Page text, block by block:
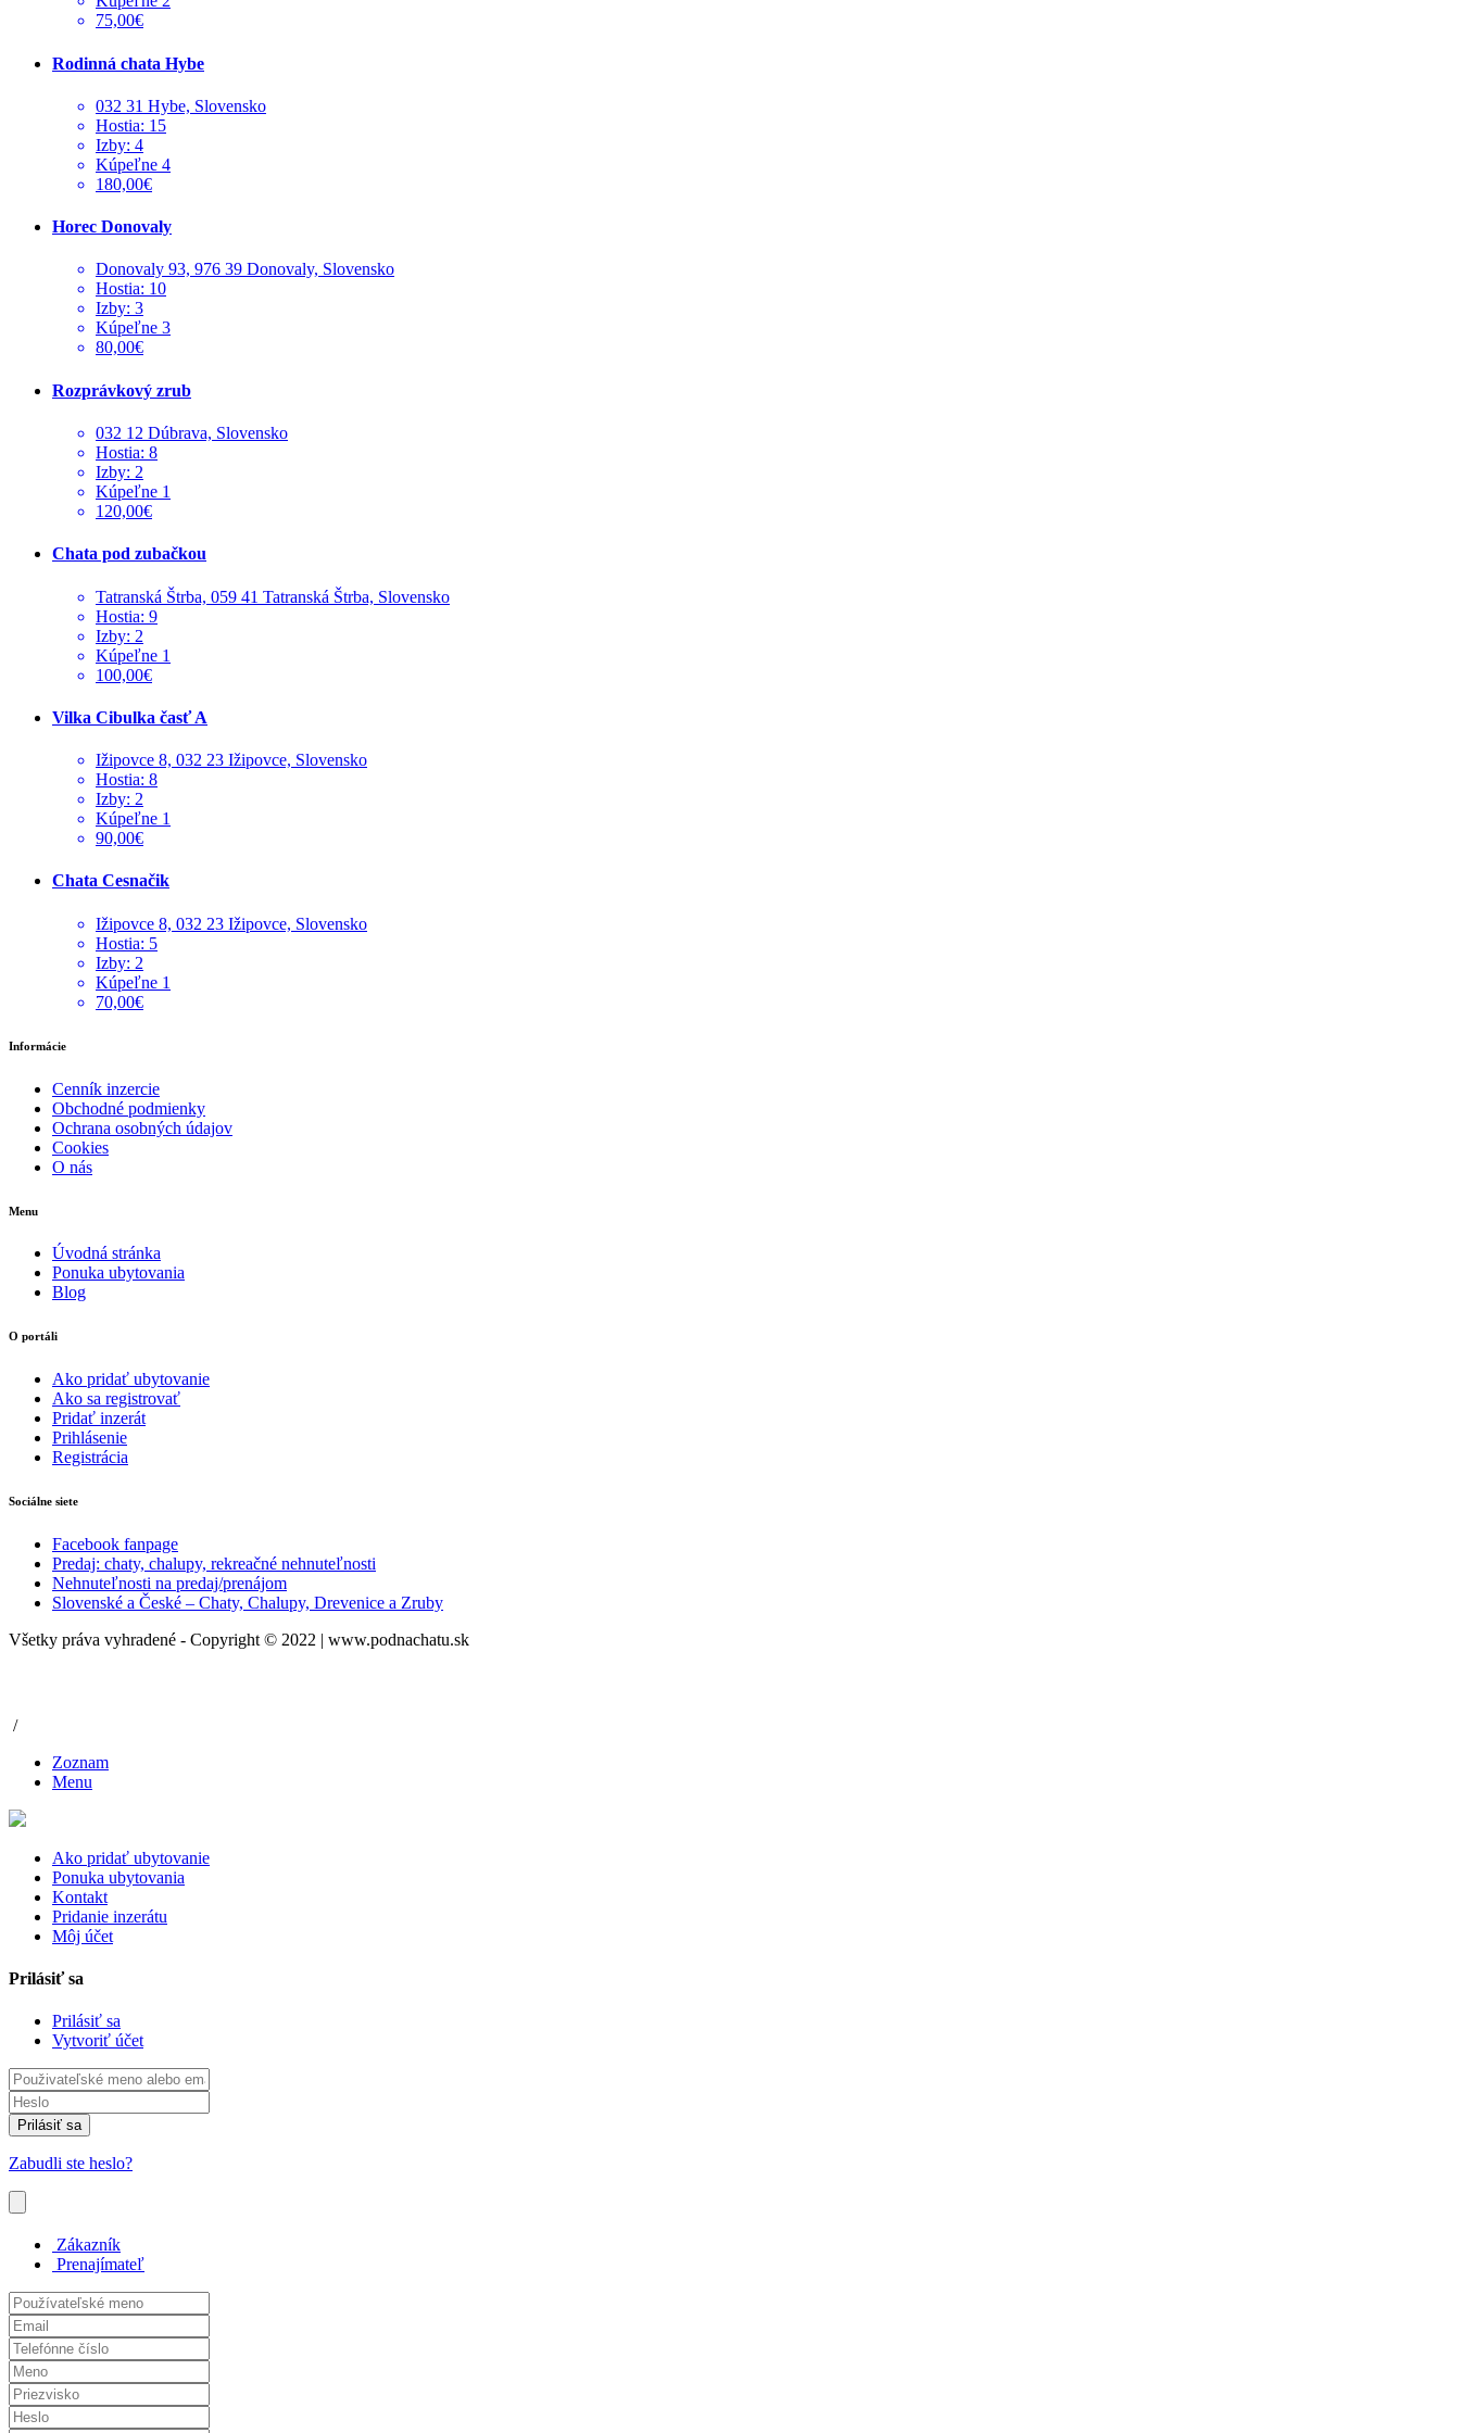
75,00€
Rodinná chata Hybe
032 31 Hybe, Slovensko
Hostia: 15
Izby: 4
Kúpeľne 4
180,00€
Horec Donovaly
Donovaly 93, 976 39 Donovaly, Slovensko
Hostia: 10
Izby: 3
Kúpeľne 3
80,00€
Rozprávkový zrub
032 12 Dúbrava, Slovensko
Hostia: 8
Izby: 2
Kúpeľne 1
120,00€
Chata pod zubačkou
Tatranská Štrba, 059 41 Tatranská Štrba, Slovensko
Hostia: 9
Izby: 2
Kúpeľne 1
100,00€
Vilka Cibulka časť A
Ižipovce 8, 032 23 Ižipovce, Slovensko
Hostia: 8
Izby: 2
Kúpeľne 1
90,00€
Chata Cesnačik
Ižipovce 8, 032 23 Ižipovce, Slovensko
Hostia: 5
Izby: 2
Kúpeľne 1
70,00€
Informácie
Cenník inzercie
Obchodné podmienky
Ochrana osobných údajov
Cookies
O nás
Menu
Úvodná stránka
Ponuka ubytovania
Blog
O portáli
Ako pridať ubytovanie
Ako sa registrovať
Pridať inzerát
Prihlásenie
Registrácia
Sociálne siete
Facebook fanpage
Predaj: chaty, chalupy, rekreačné nehnuteľnosti
Nehnuteľnosti na predaj/prenájom
Slovenské a České – Chaty, Chalupy, Drevenice a Zruby
Všetky práva vyhradené - Copyright © 2022 | www.podnachatu.sk
/
Zoznam
Menu
Ako pridať ubytovanie
Ponuka ubytovania
Kontakt
Pridanie inzerátu
Môj účet
Prilásiť sa
Prilásiť sa
Vytvoriť účet
Prilásiť sa
Zabudli ste heslo?
Zákazník
Prenajímateľ